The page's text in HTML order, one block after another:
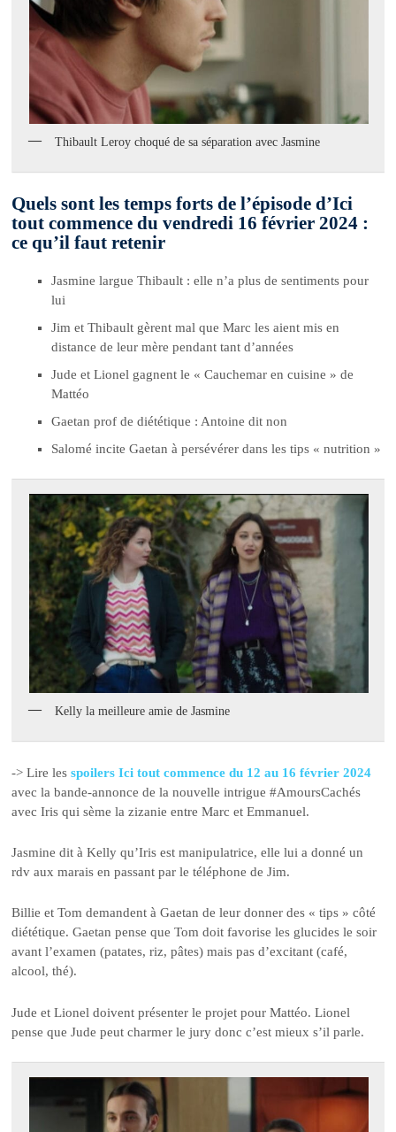
Thibault Leroy choqué de sa séparation avec Jasmine
Quels sont les temps forts de l’épisode d’Ici
tout commence du vendredi 16 février 2024 :
ce qu’il faut retenir
Jasmine largue Thibault : elle n’a plus de sentiments pour
lui
Jim et Thibault gèrent mal que Marc les aient mis en
distance de leur mère pendant tant d’années
Jude et Lionel gagnent le « Cauchemar en cuisine » de
Mattéo
Gaetan prof de diététique : Antoine dit non
Salomé incite Gaetan à persévérer dans les tips « nutrition »
Kelly la meilleure amie de Jasmine
-> Lire les spoilers Ici tout commence du 12 au 16 février 2024
avec la bande-annonce de la nouvelle intrigue #AmoursCachés
avec Iris qui sème la zizanie entre Marc et Emmanuel.
Jasmine dit à Kelly qu’Iris est manipulatrice, elle lui a donné un
rdv aux marais en passant par le téléphone de Jim.
Billie et Tom demandent à Gaetan de leur donner des « tips » côté
diététique. Gaetan pense que Tom doit favorise les glucides le soir
avant l’examen (patates, riz, pâtes) mais pas d’excitant (café,
alcool, thé).
Jude et Lionel doivent présenter le projet pour Mattéo. Lionel
pense que Jude peut charmer le jury donc c’est mieux s’il parle.